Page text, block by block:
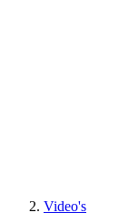
Video's